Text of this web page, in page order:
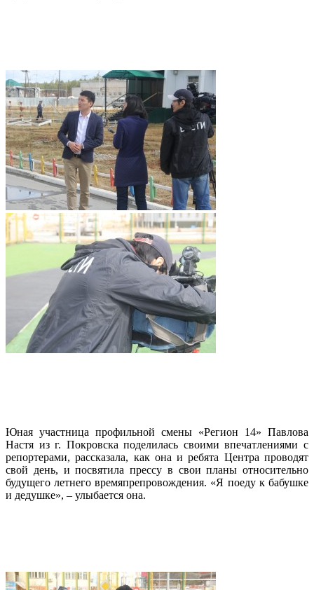
Юная участница профильной смены «Регион 14» Павлова
Настя из г. Покровска поделилась своими впечатлениями с
репортерами, рассказала, как она и ребята Центра проводят
свой день, и посвятила прессу в свои планы относительно
будущего летнего времяпрепровождения. «Я поеду к бабушке
и дедушке», – улыбается она.